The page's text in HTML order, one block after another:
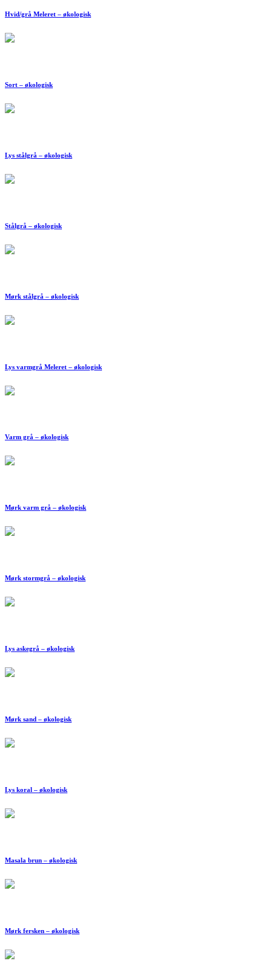
Hvid/grå Meleret – økologisk
Sort – økologisk
Lys stålgrå – økologisk
Stålgrå – økologisk
Mørk stålgrå – økologisk
Lys varmgrå Meleret – økologisk
Varm grå – økologisk
Mørk varm grå – økologisk
Mørk stormgrå – økologisk
Lys askegrå – økologisk
Mørk sand – økologisk
Lys koral – økologisk
Masala brun – økologisk
Mørk fersken – økologisk